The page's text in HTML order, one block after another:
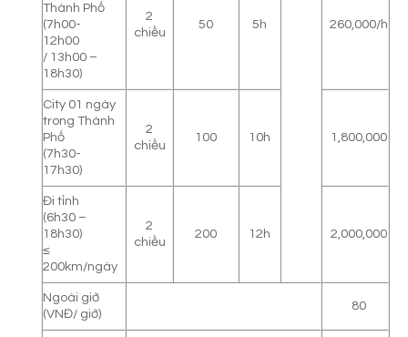
Thành Phố
(7h00-
12h00
/ 13h00 –
18h30)
2
chiều
50 5h 260,000/h
City 01 ngày
trong Thành
Phố
(7h30-
17h30)
2
chiều
100 10h 1,800,000
Đi tỉnh
(6h30 –
18h30)
≤
200km/ngày
2
chiều
200 12h 2,000,000
Ngoài giờ
(VNĐ/ giờ)
80